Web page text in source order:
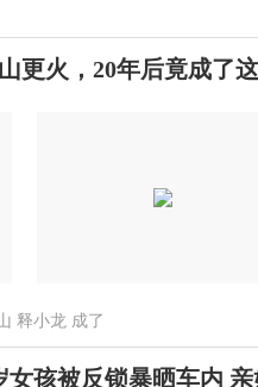
更火，20年后竟成了这
释小龙 成了
女孩被反锁暴晒车内